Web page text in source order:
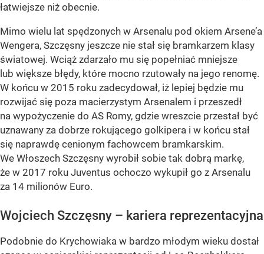
łatwiejsze niż obecnie.
Mimo wielu lat spędzonych w Arsenalu pod okiem Arsene’a
Wengera, Szczęsny jeszcze nie stał się bramkarzem klasy
światowej. Wciąż zdarzało mu się popełniać mniejsze
lub większe błędy, które mocno rzutowały na jego renomę.
W końcu w 2015 roku zadecydował, iż lepiej będzie mu
rozwijać się poza macierzystym Arsenalem i przeszedł
na wypożyczenie do AS Romy, gdzie wreszcie przestał być
uznawany za dobrze rokującego golkipera i w końcu stał
się naprawdę cenionym fachowcem bramkarskim.
We Włoszech Szczęsny wyrobił sobie tak dobrą markę,
że w 2017 roku Juventus ochoczo wykupił go z Arsenalu
za 14 milionów Euro.
Wojciech Szczęsny – kariera reprezentacyjna
Podobnie do Krychowiaka w bardzo młodym wieku dostał